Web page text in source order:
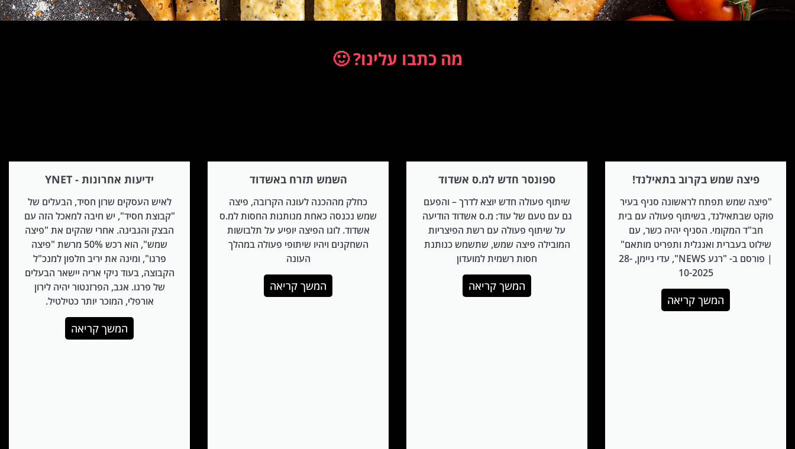
מה כתבו עלינו? 🙂
פיצה שמש בקרוב בתאילנד!
"פיצה שמש תפתח לראשונה סניף בעיר
פוקט שבתאילנד, בשיתוף פעולה עם בית
חב"ד המקומי. הסניף יהיה כשר, עם
שילוט בעברית ואנגלית ותפריט מותאם"
| פורסם ב- "רגע NEWS", עדי ניימן, 28-
10-2025
המשך קריאה
ספונסר חדש למ.ס אשדוד
שיתוף פעולה חדש יוצא לדרך – והפעם
גם עם טעם של עוד: מ.ס אשדוד הודיעה
על שיתוף פעולה עם רשת הפיצריות
המובילה פיצה שמש, שתשמש כנותנת
חסות רשמית למועדון
המשך קריאה
השמש תזרח באשדוד
כחלק מההכנה לעונה הקרובה, פיצה
שמש נכנסה כאחת מנותנות החסות למ.ס
אשדוד. לוגו הפיצה יופיע על תלבושות
השחקנים ויהיו שיתופי פעולה במהלך
העונה
המשך קריאה
ידיעות אחרונות - YNET
לאיש העסקים שרון חסיד, הבעלים של
"קבוצת חסיד", יש חיבה למאכל הזה עם
הבצק והגבינה. אחרי שהקים את "פיצה
שמש", הוא רכש 50% מרשת "פיצה
פרגו", ומינה את יריב חלפון למנכ"ל
הקבוצה, בעוד ניקי אריה יישאר הבעלים
של פרגו. אגב, הפרזנטור יהיה לירון
אורפלי, המוכר יותר כטילטיל.
המשך קריאה